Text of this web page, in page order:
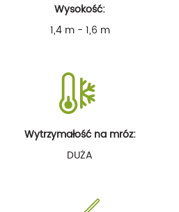
Wysokość:
1,4 m - 1,6 m
Wytrzymałość na mróz:
DUŻA